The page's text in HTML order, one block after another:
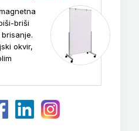
briši
okvir,